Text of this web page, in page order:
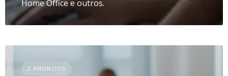
Home Office e outros.
2 ANÚNCIOS